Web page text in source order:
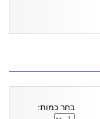
בחר כמות: